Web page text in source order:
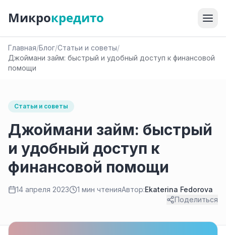
Микрокредито
Главная/Блог/Статьи и советы/
Джоймани займ: быстрый и удобный доступ к финансовой
помощи
Статьи и советы
Джоймани займ: быстрый
и удобный доступ к
финансовой помощи
14 апреля 2023 1 мин чтенияАвтор:Ekaterina Fedorova
Поделиться